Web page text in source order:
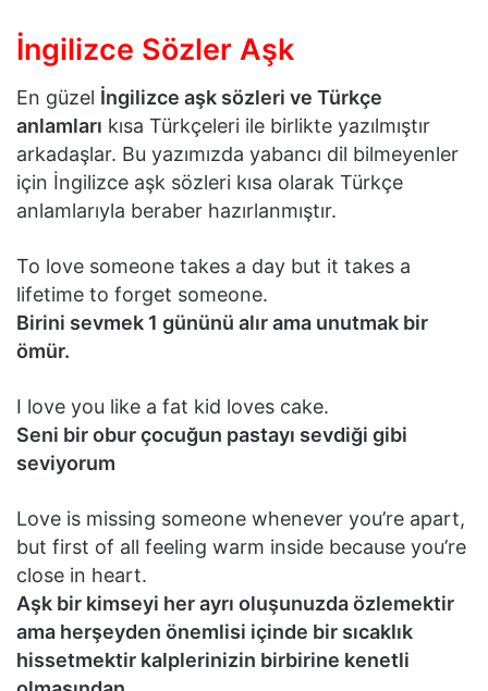
İngilizce Sözler Aşk
En güzel İngilizce aşk sözleri ve Türkçe
anlamları kısa Türkçeleri ile birlikte yazılmıştır
arkadaşlar. Bu yazımızda yabancı dil bilmeyenler
için İngilizce aşk sözleri kısa olarak Türkçe
anlamlarıyla beraber hazırlanmıştır.
To love someone takes a day but it takes a
lifetime to forget someone.
Birini sevmek 1 gününü alır ama unutmak bir
ömür.
I love you like a fat kid loves cake.
Seni bir obur çocuğun pastayı sevdiği gibi
seviyorum
Love is missing someone whenever you’re apart,
but first of all feeling warm inside because you’re
close in heart.
Aşk bir kimseyi her ayrı oluşunuzda özlemektir
ama herşeyden önemlisi içinde bir sıcaklık
hissetmektir kalplerinizin birbirine kenetli